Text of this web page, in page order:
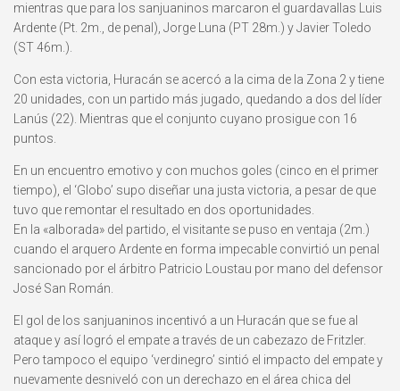
mientras que para los sanjuaninos marcaron el guardavallas Luis
Ardente (Pt. 2m., de penal), Jorge Luna (PT 28m.) y Javier Toledo
(ST 46m.).
Con esta victoria, Huracán se acercó a la cima de la Zona 2 y tiene
20 unidades, con un partido más jugado, quedando a dos del líder
Lanús (22). Mientras que el conjunto cuyano prosigue con 16
puntos.
En un encuentro emotivo y con muchos goles (cinco en el primer
tiempo), el ‘Globo’ supo diseñar una justa victoria, a pesar de que
tuvo que remontar el resultado en dos oportunidades.
En la «alborada» del partido, el visitante se puso en ventaja (2m.)
cuando el arquero Ardente en forma impecable convirtió un penal
sancionado por el árbitro Patricio Loustau por mano del defensor
José San Román.
El gol de los sanjuaninos incentivó a un Huracán que se fue al
ataque y así logró el empate a través de un cabezazo de Fritzler.
Pero tampoco el equipo ‘verdinegro’ sintió el impacto del empate y
nuevamente desniveló con un derechazo en el área chica del